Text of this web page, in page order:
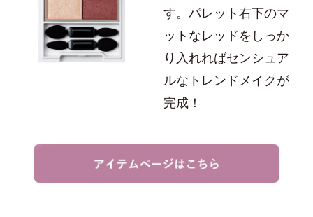
す。パレット右下のマ
ットなレッドをしっか
り入れればセンシュア
ルなトレンドメイクが
完成！